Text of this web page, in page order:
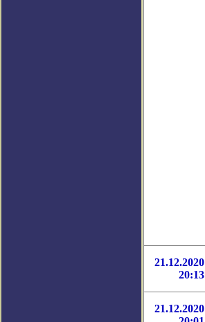
21.12.2020
20:13
21.12.2020